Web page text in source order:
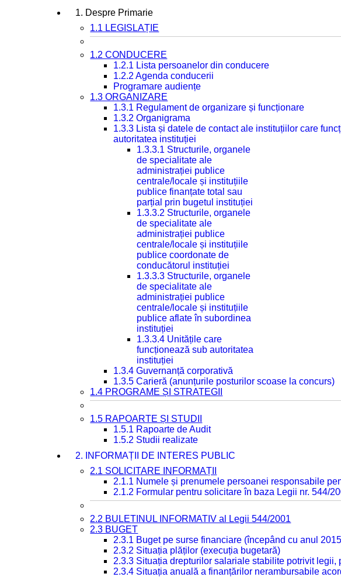
1. Despre Primarie
1.1 LEGISLAȚIE
1.2 CONDUCERE
1.2.1 Lista persoanelor din conducere
1.2.2 Agenda conducerii
Programare audiențe
1.3 ORGANIZARE
1.3.1 Regulament de organizare și funcționare
1.3.2 Organigrama
1.3.3 Lista și datele de contact ale instituțiilor care
autoritatea instituției
1.3.3.1 Structurile, organele
de specialitate ale
administrației publice
centrale/locale și instituțiile
publice finanțate total sau
parțial prin bugetul instituției
1.3.3.2 Structurile, organele
de specialitate ale
administrației publice
centrale/locale și instituțiile
publice coordonate de
conducătorul instituției
1.3.3.3 Structurile, organele
de specialitate ale
administrației publice
centrale/locale și instituțiile
publice aflate în subordinea
instituției
1.3.3.4 Unitățile care
funcționează sub autoritatea
instituției
1.3.4 Guvernanță corporativă
1.3.5 Carieră (anunțurile posturilor scoase la concurs)
1.4 PROGRAME ȘI STRATEGII
1.5 RAPOARTE ȘI STUDII
1.5.1 Rapoarte de Audit
1.5.2 Studii realizate
2. INFORMAȚII DE INTERES PUBLIC
2.1 SOLICITARE INFORMAȚII
2.1.1 Numele și prenumele persoanei responsabile
2.1.2 Formular pentru solicitare în baza Legii nr. 544/
2.2 BULETINUL INFORMATIV al Legii 544/2001
2.3 BUGET
2.3.1 Buget pe surse financiare (începând cu anul
2.3.2 Situația plăților (execuția bugetară)
2.3.3 Situația drepturilor salariale stabilite potrivit
2.3.4 Situația anuală a finanțărilor nerambursabile